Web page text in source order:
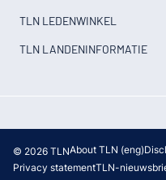
TLN LEDENWINKEL
TLN LANDENINFORMATIE
© 2026 TLNAbout TLN (eng)
Privacy statementTLN-